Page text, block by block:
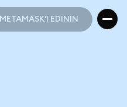
METAMASK'I EDİNİN